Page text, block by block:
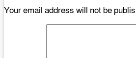
Your email address will not be